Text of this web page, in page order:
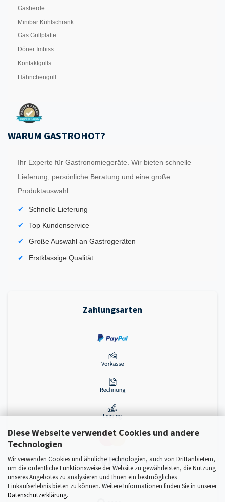
Diese Webseite verwendet Cookies und andere
Technologien
Wir verwenden Cookies und ähnliche Technologien, auch von Drittanbietern,
um die ordentliche Funktionsweise der Website zu gewährleisten, die Nutzung
unseres Angebotes zu analysieren und Ihnen ein bestmögliches
Einkaufserlebnis bieten zu können. Weitere Informationen finden Sie in unserer
Datenschutzerklärung.
Gasherde
Minibar Kühlschrank
Gas Grillplatte
Döner Imbiss
Kontaktgrills
Hähnchengrill
WARUM GASTROHOT?
Ihr Experte für Gastronomiegeräte. Wir bieten schnelle
Lieferung, persönliche Beratung und eine große
Produktauswahl.
Schnelle Lieferung
Top Kundenservice
Große Auswahl an Gastrogeräten
Erstklassige Qualität
Zahlungsarten